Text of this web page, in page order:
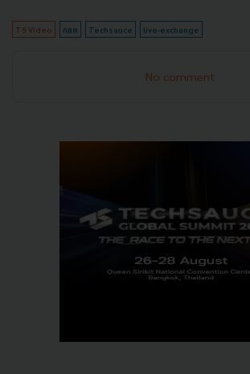
TS Video กลต Techsauce live-exchange
No comment